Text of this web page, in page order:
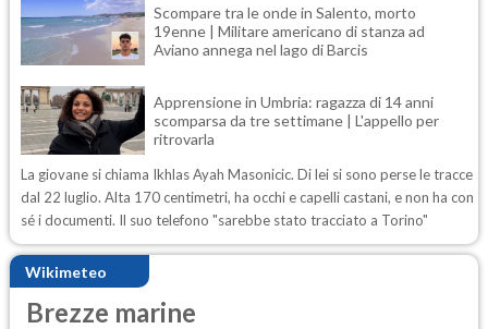
Scompare tra le onde in Salento, morto
19enne | Militare americano di stanza ad
Aviano annega nel lago di Barcis
Apprensione in Umbria: ragazza di 14 anni
scomparsa da tre settimane | L'appello per
ritrovarla
La giovane si chiama Ikhlas Ayah Masonicic. Di lei si sono perse le tracce
dal 22 luglio. Alta 170 centimetri, ha occhi e capelli castani, e non ha con
sé i documenti. Il suo telefono "sarebbe stato tracciato a Torino"
Wikimeteo
Brezze marine